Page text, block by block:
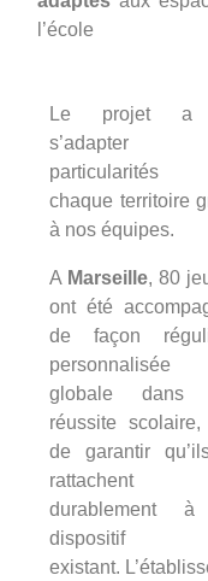
l’école
Le projet a
s’adapter
chaque territoire
à nos équipes.
A Marseille, 80
ont été
de façon
globale dans
réussite
de garantir
rattachent
durablement
dispositif
existant.